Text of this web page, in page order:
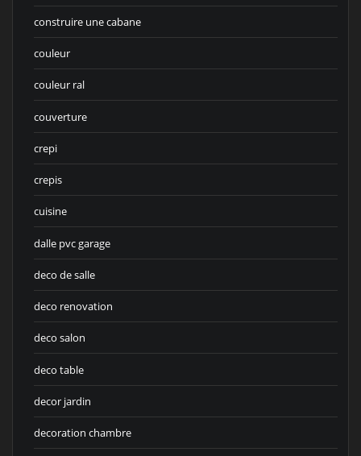
construire une cabane
couleur
couleur ral
couverture
crepi
crepis
cuisine
dalle pvc garage
deco de salle
deco renovation
deco salon
deco table
decor jardin
decoration chambre